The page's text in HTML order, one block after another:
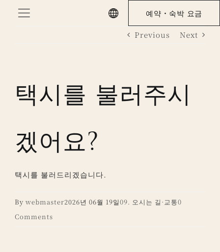
예약・숙박 요금
Previous Next
택시를 불러주시
겠어요?
택시를 불러드리겠습니다.
By webmaster2026년 06월 19일09. 오시는 길·교통0
Comments